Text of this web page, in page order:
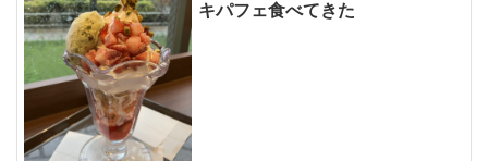
キパフェ食べてきた